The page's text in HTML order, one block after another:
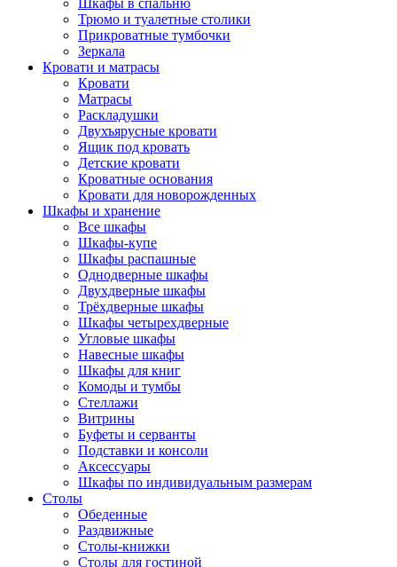
Шкафы в спальню
Трюмо и туалетные столики
Прикроватные тумбочки
Зеркала
Кровати и матрасы
Кровати
Матрасы
Раскладушки
Двухъярусные кровати
Ящик под кровать
Детские кровати
Кроватные основания
Кровати для новорожденных
Шкафы и хранение
Все шкафы
Шкафы-купе
Шкафы распашные
Однодверные шкафы
Двухдверные шкафы
Трёхдверные шкафы
Шкафы четырехдверные
Угловые шкафы
Навесные шкафы
Шкафы для книг
Комоды и тумбы
Стеллажи
Витрины
Буфеты и серванты
Подставки и консоли
Аксессуары
Шкафы по индивидуальным размерам
Столы
Обеденные
Раздвижные
Столы-книжки
Столы для гостиной